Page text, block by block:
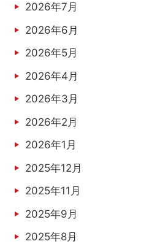
2026年7月
2026年6月
2026年5月
2026年4月
2026年3月
2026年2月
2026年1月
2025年12月
2025年11月
2025年9月
2025年8月